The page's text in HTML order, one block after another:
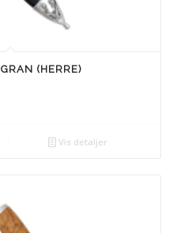
(HERRE)
Vis detaljer